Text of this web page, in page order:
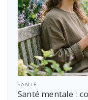
SANTÉ
Santé mentale :